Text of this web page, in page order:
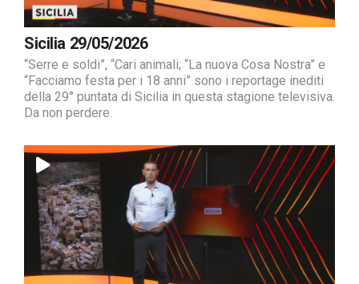
Sicilia 29/05/2026
“Serre e soldi”, “Cari animali; “La nuova Cosa Nostra” e
“Facciamo festa per i 18 anni” sono i reportage inediti
della 29° puntata di Sicilia in questa stagione televisiva.
Da non perdere.